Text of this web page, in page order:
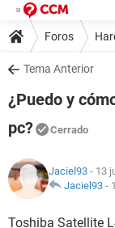
Foros
Tema Anterior
¿Puedo y
pc?
Cerrado
Jaciel93 - 13
Jaciel93 -
Toshiba Satellite